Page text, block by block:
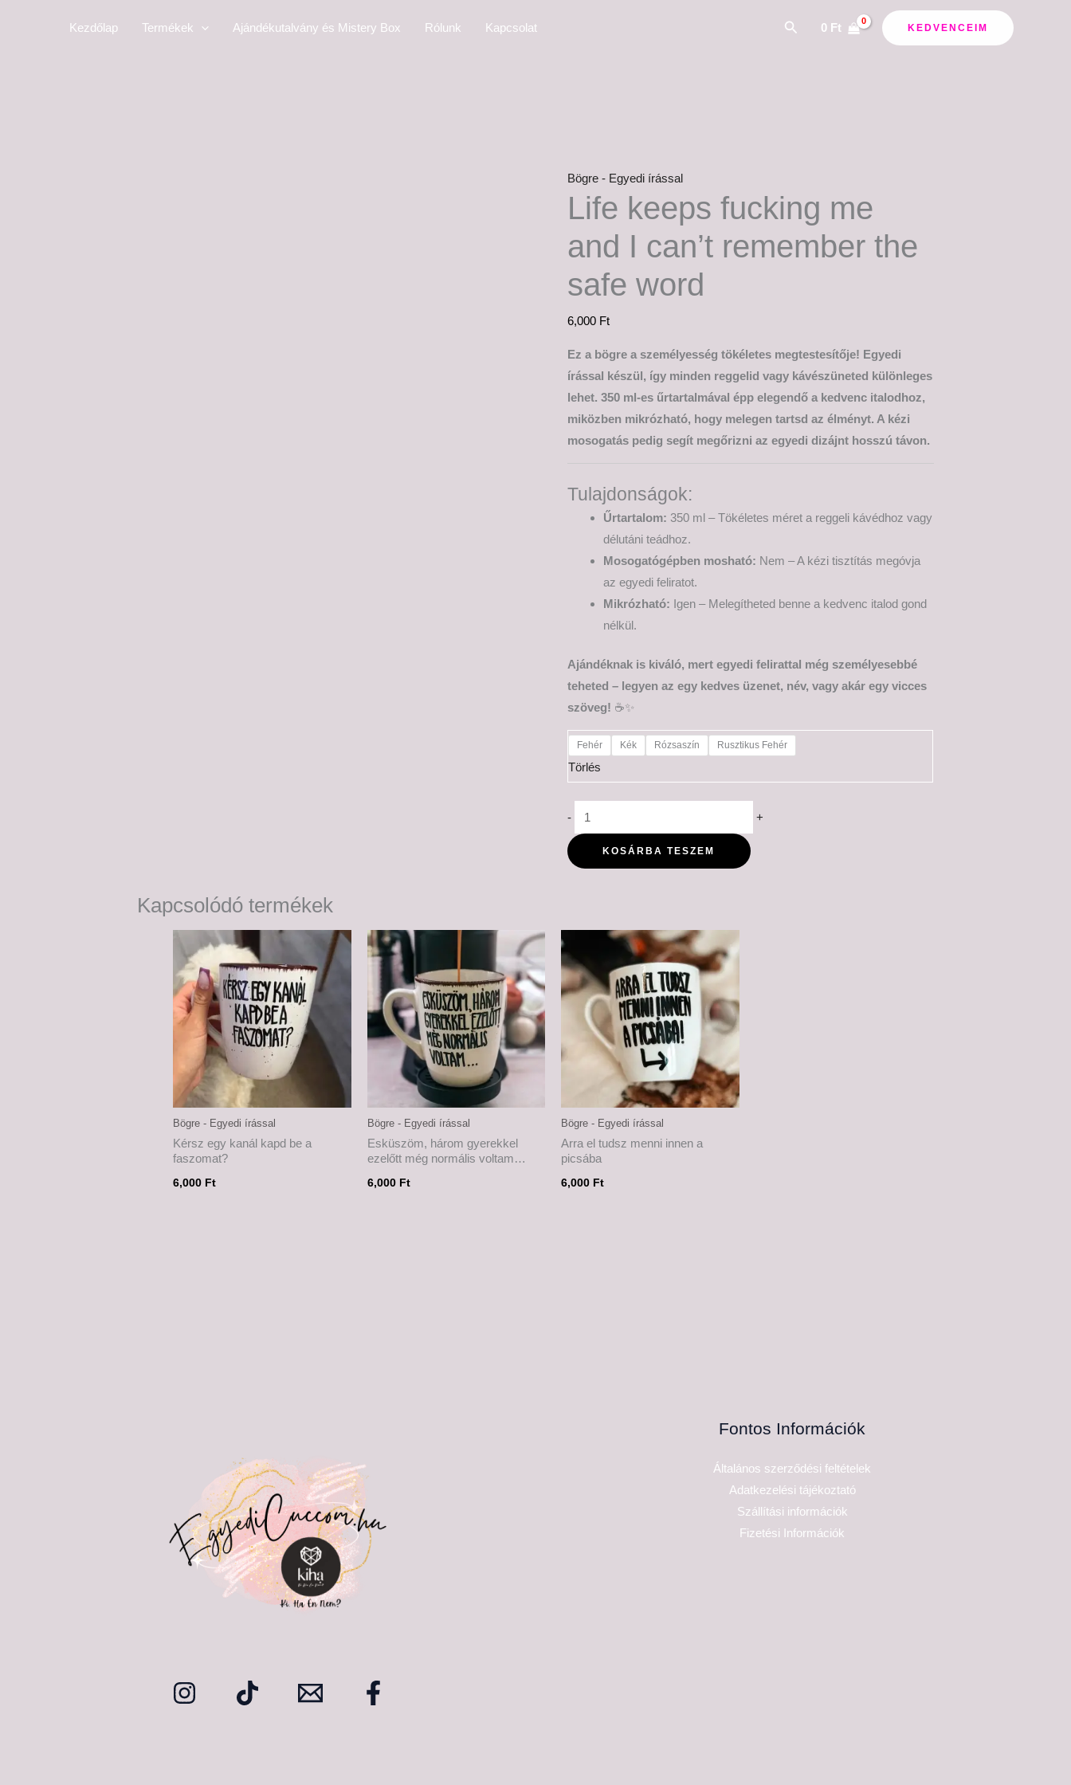
Kezdőlap Termékek Ajándékutalvány és Mistery Box Rólunk Kapcsolat Search
0 Ft KEDVENCEIM
Bögre - Egyedi írással
Life keeps fucking me
and I can’t remember the
safe word
6,000 Ft
Ez a bögre a személyesség tökéletes megtestesítője! Egyedi
írással készül, így minden reggelid vagy kávészüneted különleges
lehet. 350 ml-es űrtartalmával épp elegendő a kedvenc italodhoz,
miközben mikrózható, hogy melegen tartsd az élményt. A kézi
mosogatás pedig segít megőrizni az egyedi dizájnt hosszú távon.
Tulajdonságok:
Űrtartalom: 350 ml – Tökéletes méret a reggeli kávédhoz vagy
délutáni teádhoz.
Mosogatógépben mosható: Nem – A kézi tisztítás megóvja
az egyedi feliratot.
Mikrózható: Igen – Melegítheted benne a kedvenc italod gond
nélkül.
Ajándéknak is kiváló, mert egyedi felirattal még személyesebbé
teheted – legyen az egy kedves üzenet, név, vagy akár egy vicces
szöveg! ☕✨
Fehér Kék Rózsaszín Rusztikus Fehér
Törlés
-
the
safe
mennyiség
+
KOSÁRBA TESZEM
Kapcsolódó termékek
Bögre - Egyedi írással
Kérsz egy kanál kapd be a
faszomat?
6,000 Ft
Bögre - Egyedi írással
Esküszöm, három gyerekkel
ezelőtt még normális voltam…
6,000 Ft
Bögre - Egyedi írással
Arra el tudsz menni innen a
picsába
6,000 Ft
Fontos Információk
Általános szerződési feltételek
Adatkezelési tájékoztató
Szállítási információk
Fizetési Információk